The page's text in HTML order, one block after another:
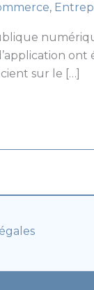
,
sur le […]